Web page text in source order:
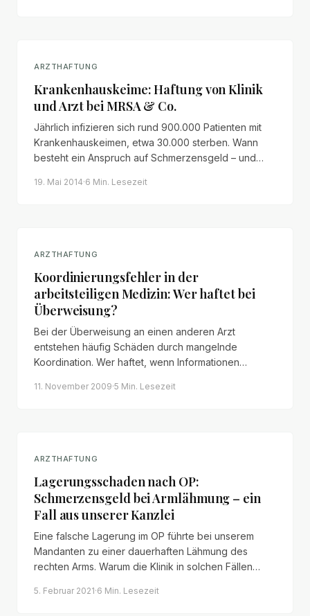
ARZTHAFTUNG
Krankenhauskeime: Haftung von Klinik
und Arzt bei MRSA & Co.
Jährlich infizieren sich rund 900.000 Patienten mit
Krankenhauskeimen, etwa 30.000 sterben. Wann
besteht ein Anspruch auf Schmerzensgeld – und
Krankheitsrisiko?
19. Mai 2014·6 Min. Lesezeit
ARZTHAFTUNG
Koordinierungsfehler in der
arbeitsteiligen Medizin: Wer haftet bei
Überweisung?
Bei der Überweisung an einen anderen Arzt
entstehen häufig Schäden durch mangelnde
Koordination. Wer haftet, wenn Informationen
werden?
11. November 2009·5 Min. Lesezeit
ARZTHAFTUNG
Lagerungsschaden nach OP:
Schmerzensgeld bei Armlähmung – ein
Fall aus unserer Kanzlei
Eine falsche Lagerung im OP führte bei unserem
Mandanten zu einer dauerhaften Lähmung des
rechten Arms. Warum die Klinik in solchen Fällen
Patienten realistisch rechnen können.
5. Februar 2021·6 Min. Lesezeit